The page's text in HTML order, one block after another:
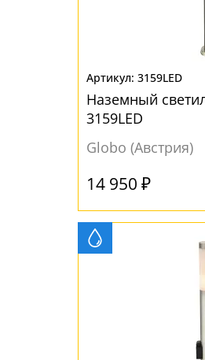
- бесплатно по России
- бесплатная доставка
3159LED
Наземный
3159LED
Globo (Австрия)
14 950 ₽